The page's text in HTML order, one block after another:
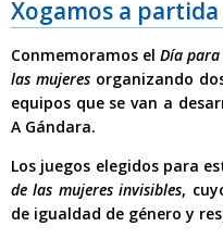
Xogamos a
Conmemoramos el Día
las mujeres organizando
equipos que se van a
A Gándara.
Los juegos elegidos para
de las mujeres invisibles,
de igualdad de género y